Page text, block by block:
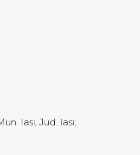
Iasi, Jud. Iasi;